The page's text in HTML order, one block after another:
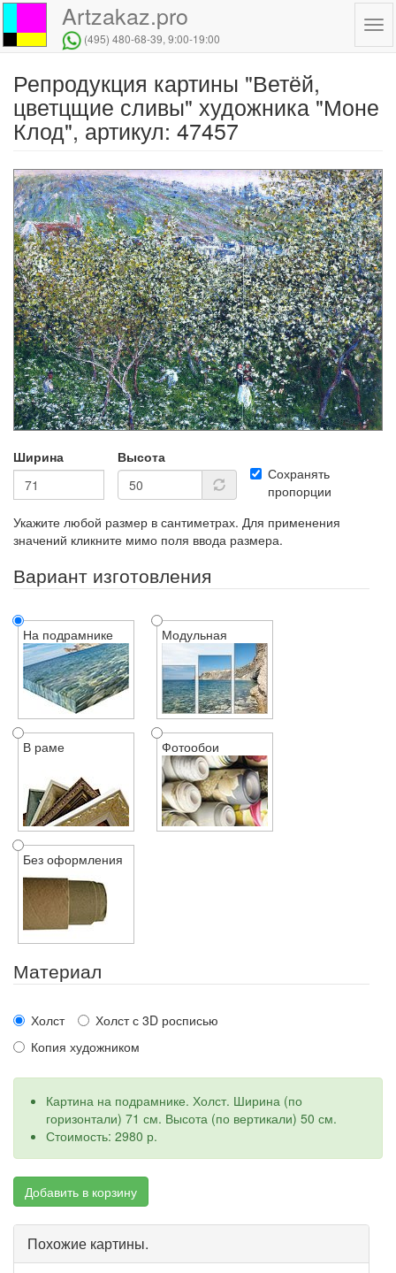
Перейти
основному
содержанию
Artzakaz.pro
(495) 480-68-39, 9:00-19:00
Репродукция картины "Ветёй,
цветцщие сливы" художника "Моне
Клод", артикул: 47457
Ширина
Высота
Сохранять
пропорции
Укажите любой размер в сантиметрах. Для применения
значений кликните мимо поля ввода размера.
Вариант изготовления
На подрамнике Модульная
В раме Фотообои
Без оформления
Материал
Холст
Холст с 3D росписью
Копия художником
Картина на подрамнике. Холст. Ширина (по
горизонтали) 71 см. Высота (по вертикали) 50 см.
Стоимость: 2980 р.
Добавить в корзину
Похожие картины.